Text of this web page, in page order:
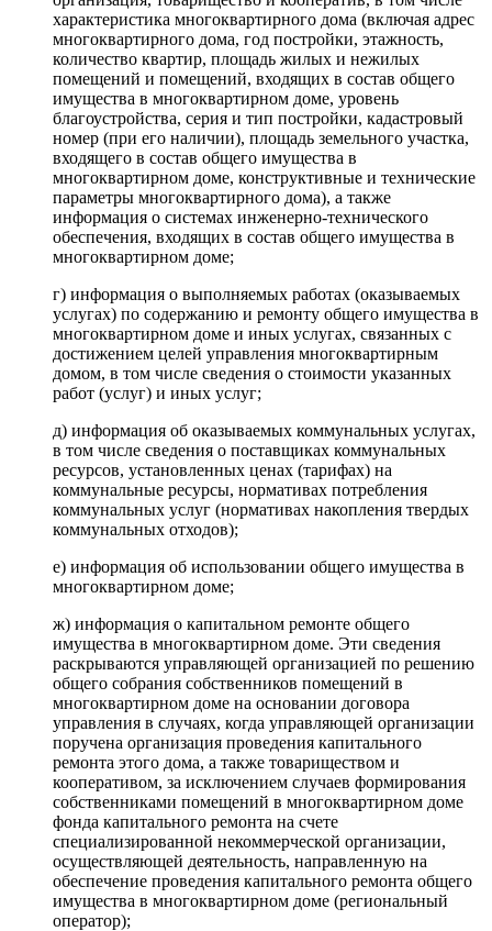
характеристика многоквартирного дома (включая адрес
многоквартирного дома, год постройки, этажность,
количество квартир, площадь жилых и нежилых
помещений и помещений, входящих в состав общего
имущества в многоквартирном доме, уровень
благоустройства, серия и тип постройки, кадастровый
номер (при его наличии), площадь земельного участка,
входящего в состав общего имущества в
многоквартирном доме, конструктивные и технические
параметры многоквартирного дома), а также
информация о системах инженерно-технического
обеспечения, входящих в состав общего имущества в
многоквартирном доме;
г) информация о выполняемых работах (оказываемых
услугах) по содержанию и ремонту общего имущества в
многоквартирном доме и иных услугах, связанных с
достижением целей управления многоквартирным
домом, в том числе сведения о стоимости указанных
работ (услуг) и иных услуг;
д) информация об оказываемых коммунальных услугах,
в том числе сведения о поставщиках коммунальных
ресурсов, установленных ценах (тарифах) на
коммунальные ресурсы, нормативах потребления
коммунальных услуг (нормативах накопления твердых
коммунальных отходов);
е) информация об использовании общего имущества в
многоквартирном доме;
ж) информация о капитальном ремонте общего
имущества в многоквартирном доме. Эти сведения
раскрываются управляющей организацией по решению
общего собрания собственников помещений в
многоквартирном доме на основании договора
управления в случаях, когда управляющей организации
поручена организация проведения капитального
ремонта этого дома, а также товариществом и
кооперативом, за исключением случаев формирования
собственниками помещений в многоквартирном доме
фонда капитального ремонта на счете
специализированной некоммерческой организации,
осуществляющей деятельность, направленную на
обеспечение проведения капитального ремонта общего
имущества в многоквартирном доме (региональный
оператор);